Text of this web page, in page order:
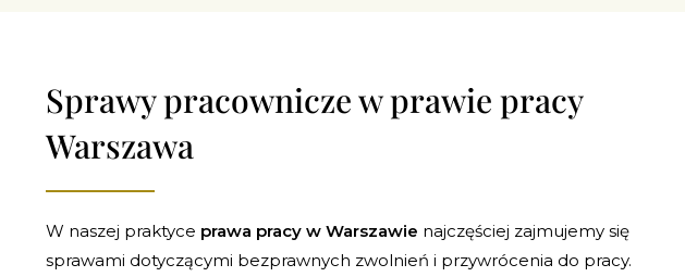
Sprawy pracownicze w prawie pracy
Warszawa
W naszej praktyce prawa pracy w Warszawie najczęściej zajmujemy się
sprawami dotyczącymi bezprawnych zwolnień i przywrócenia do pracy.